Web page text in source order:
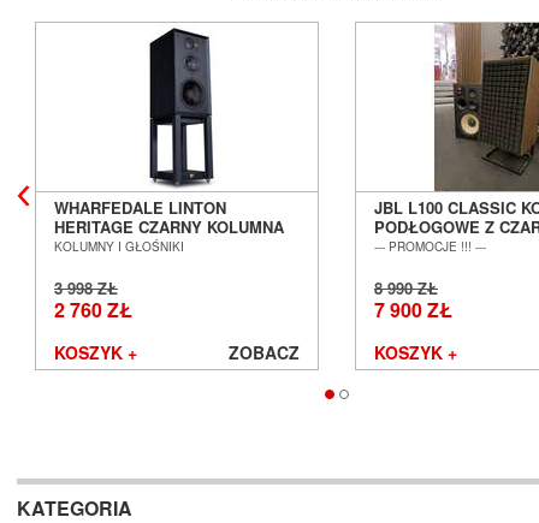
WHARFEDALE LINTON
HERITAGE CZARNY KOLUMNA
PODSTAWKOWA + STAND
DOSTĘPNE OD RĘKI ---
KOLUMNY I GŁOŚNIKI
3 998 ZŁ
2 760 ZŁ
KOSZYK + ZOBACZ
JBL L100 CLASSIC
PODŁOGOWE Z
MASKOWNICĄ
--- PROMOCJE !!! ---
8 990 ZŁ
7 900 ZŁ
KOSZYK +
KATEGORIA